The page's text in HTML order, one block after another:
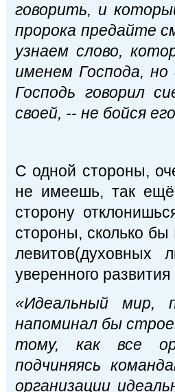
говорить, и
пророка предайте
узнаем слово,
именем Господа,
Господь говорил
своей, -- не бойся
С одной стороны,
не имеешь, так
сторону
стороны, сколько
левитов(духовных
уверенного
«Идеальный мир,
напоминал бы
тому, как все
подчиняясь
организации